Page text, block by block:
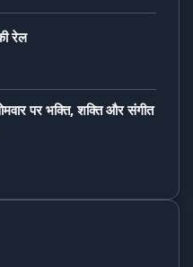
रेल
पर भक्ति, शक्ति और संगीत